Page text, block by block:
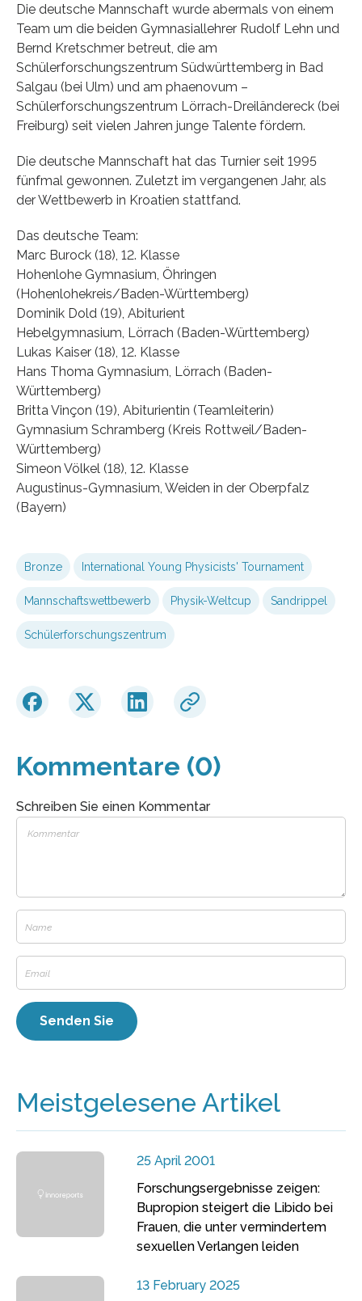
Die deutsche Mannschaft wurde abermals von einem
Team um die beiden Gymnasiallehrer Rudolf Lehn und
Bernd Kretschmer betreut, die am
Schülerforschungszentrum Südwürttemberg in Bad
Salgau (bei Ulm) und am phaenovum –
Schülerforschungszentrum Lörrach-Dreiländereck (bei
Freiburg) seit vielen Jahren junge Talente fördern.
Die deutsche Mannschaft hat das Turnier seit 1995
fünfmal gewonnen. Zuletzt im vergangenen Jahr, als
der Wettbewerb in Kroatien stattfand.
Das deutsche Team:
Marc Burock (18), 12. Klasse
Hohenlohe Gymnasium, Öhringen
(Hohenlohekreis/Baden-Württemberg)
Dominik Dold (19), Abiturient
Hebelgymnasium, Lörrach (Baden-Württemberg)
Lukas Kaiser (18), 12. Klasse
Hans Thoma Gymnasium, Lörrach (Baden-
Württemberg)
Britta Vinçon (19), Abiturientin (Teamleiterin)
Gymnasium Schramberg (Kreis Rottweil/Baden-
Württemberg)
Simeon Völkel (18), 12. Klasse
Augustinus-Gymnasium, Weiden in der Oberpfalz
(Bayern)
Bronze International Young Physicists' Tournament
Mannschaftswettbewerb Physik-Weltcup Sandrippel
Schülerforschungszentrum
Kommentare (0)
Schreiben Sie einen Kommentar
Meistgelesene Artikel
25 April 2001
Forschungsergebnisse zeigen:
Bupropion steigert die Libido bei
Frauen, die unter vermindertem
sexuellen Verlangen leiden
13 February 2025